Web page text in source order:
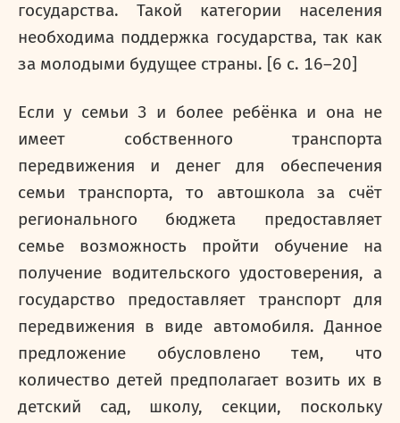
государства. Такой категории населения
необходима поддержка государства, так как
за молодыми будущее страны. [6 с. 16–20]
Если у семьи 3 и более ребёнка и она не
имеет собственного транспорта
передвижения и денег для обеспечения
семьи транспорта, то автошкола за счёт
регионального бюджета предоставляет
семье возможность пройти обучение на
получение водительского удостоверения, а
государство предоставляет транспорт для
передвижения в виде автомобиля. Данное
предложение обусловлено тем, что
количество детей предполагает возить их в
детский сад, школу, секции, поскольку